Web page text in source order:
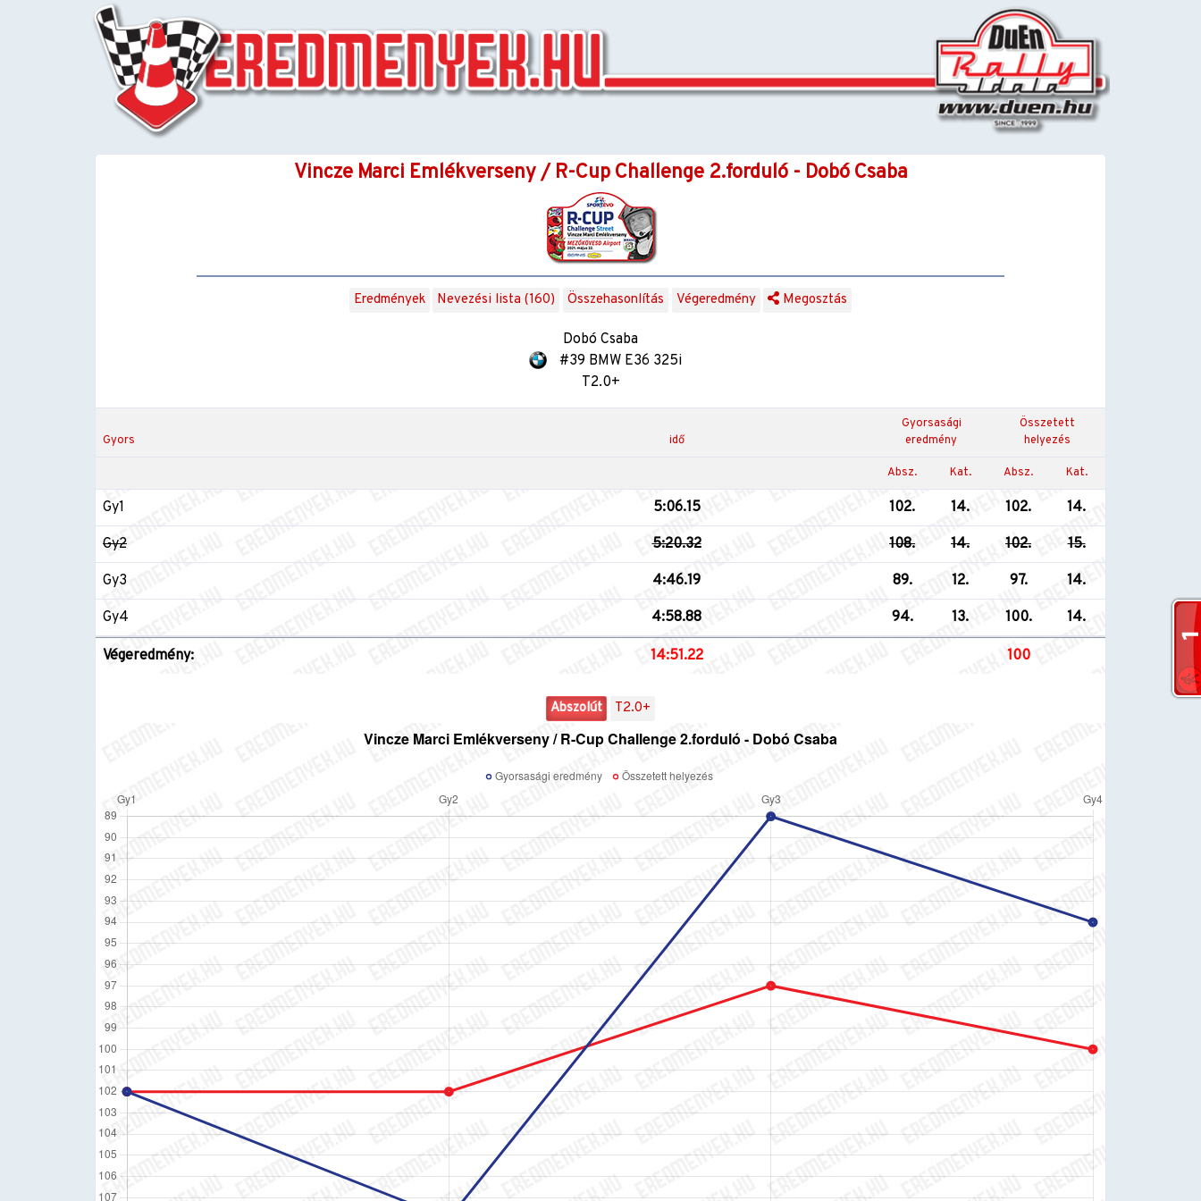
Vincze Marci Emlékverseny / R-Cup Challenge 2.forduló - Dobó Csaba
Eredmények Nevezési lista (160) Összehasonlítás Végeredmény Megosztás
Dobó Csaba
#39 BMW E36 325i
T2.0+
Gyors idő
Gyorsasági
eredmény
Összetett
helyezés
Absz. Kat. Absz. Kat.
Gy1 5:06.15 102. 14. 102. 14.
Gy2 5:20.32 108. 14. 102. 15.
Gy3 4:46.19 89. 12. 97. 14.
Gy4 4:58.88 94. 13. 100. 14.
Végeredmény: 14:51.22 100
Abszolút T2.0+